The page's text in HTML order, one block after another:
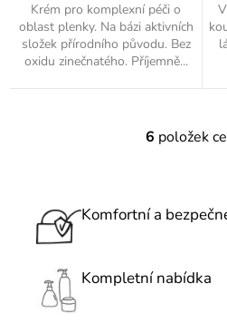
Krém pro komplexní péči o
oblast plenky. Na bázi aktivních
složek přírodního původu. Bez
oxidu zinečnatého. Příjemně...
O
á
c
6 položek
Komfortní a
Kompletní nabídka